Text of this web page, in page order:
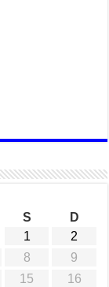
S
D
1
2
8
9
15
16